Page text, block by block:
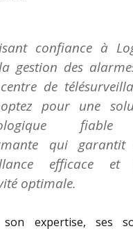
confiance à
gestion des
de
pour une
qui garantit
efficace et
optimale.
expertise, ses